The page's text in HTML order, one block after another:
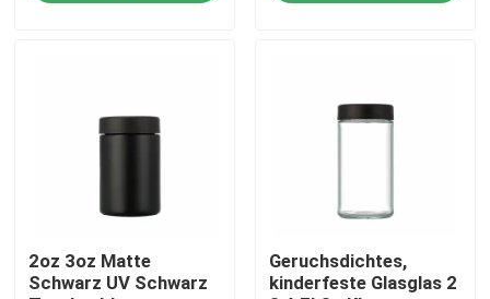
Fordern Sie ein Zitat
Glaskonzentrat-Gläser
2oz 3oz Matte
Schwarz UV Schwarz
Geruchsdichtes,
kinderfeste Glasglas 2